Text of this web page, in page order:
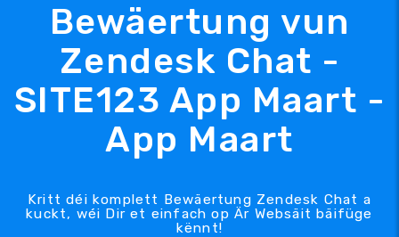
Bewäertung vun
Zendesk Chat -
SITE123 App Maart -
App Maart
Kritt déi komplett Bewäertung Zendesk Chat a
kuckt, wéi Dir et einfach op Är Websäit bäifüge
kënnt!